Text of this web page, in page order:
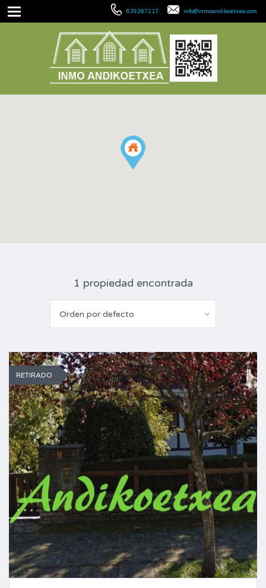
639287217 info@inmoandikoetxea.com
1 propiedad encontrada
Orden por defecto
RETIRADO